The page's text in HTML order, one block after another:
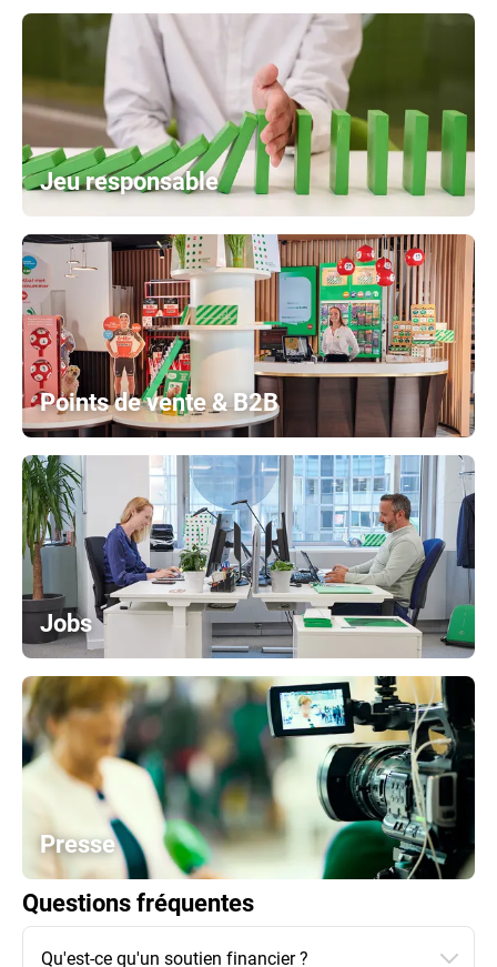
Jeu responsable
Points de vente & B2B
Jobs
Presse
Questions fréquentes
Qu'est-ce qu'un soutien financier ?